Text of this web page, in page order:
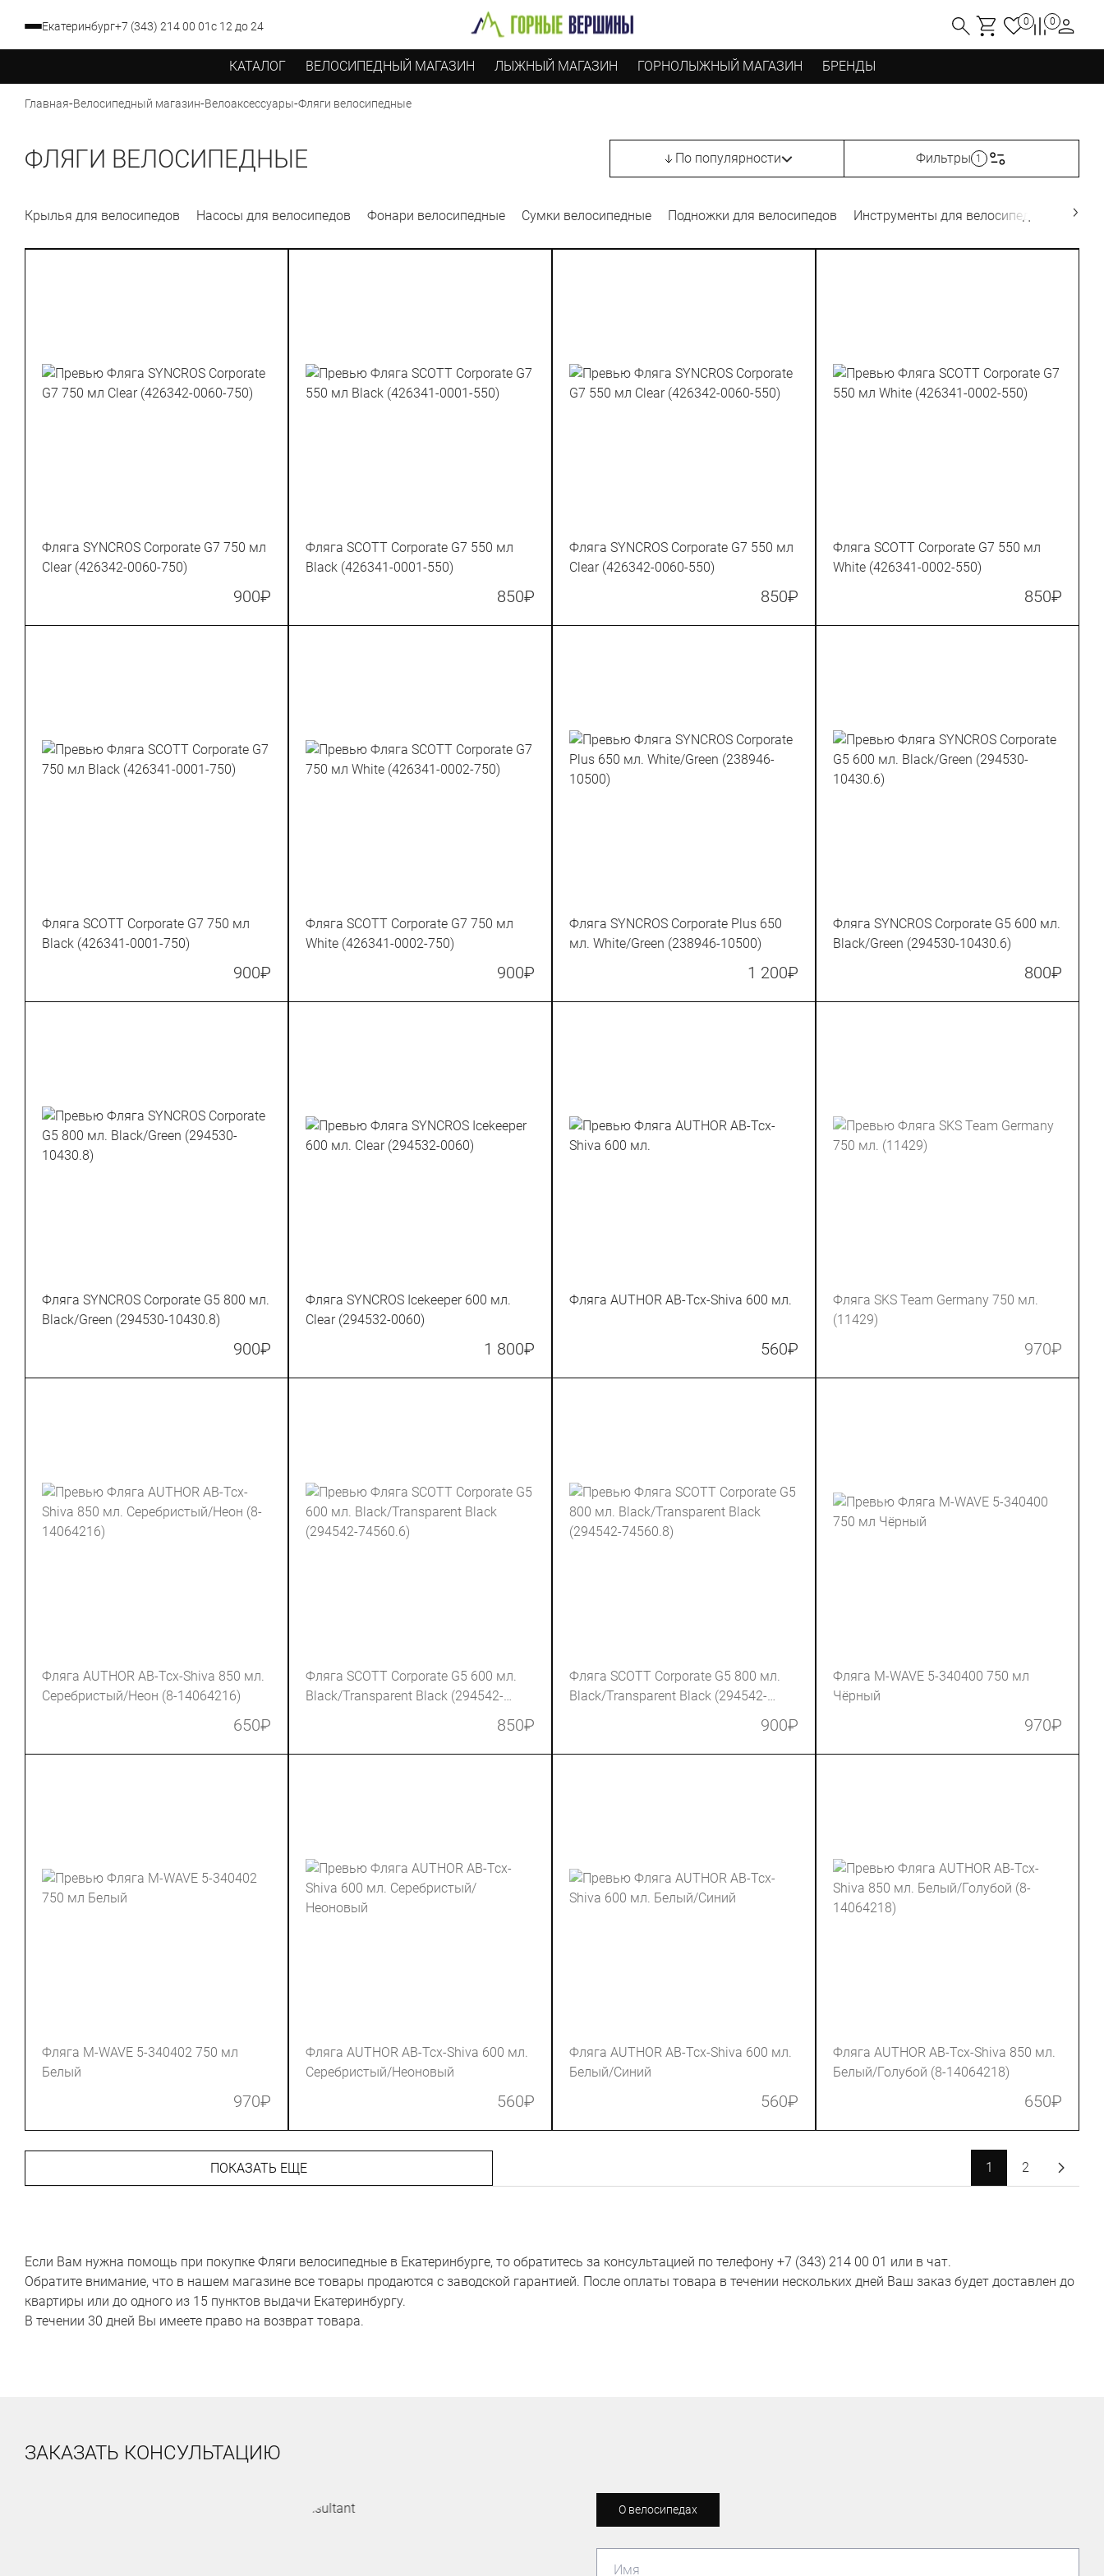
Екатеринбург+7 (343) 214 00 01с 12 до 24 0 0
КАТАЛОГ ВЕЛОСИПЕДНЫЙ МАГАЗИН ЛЫЖНЫЙ МАГАЗИН ГОРНОЛЫЖНЫЙ МАГАЗИН БРЕНДЫ
Главная-Велосипедный магазин-Велоаксессуары-Фляги велосипедные
ФЛЯГИ ВЕЛОСИПЕДНЫЕ По популярности Фильтры 1
Крылья для велосипедов Насосы для велосипедов Фонари велосипедные Сумки велосипедные Подножки для велосипедов Инструменты для велосипедов
Фляга SYNCROS Corporate G7 750 мл
Clear (426342-0060-750)
900₽
Фляга SCOTT Corporate G7 550 мл
Black (426341-0001-550)
850₽
Фляга SYNCROS Corporate G7 550 мл
Clear (426342-0060-550)
850₽
Фляга SCOTT Corporate G7 550 мл
White (426341-0002-550)
850₽
Фляга SCOTT Corporate G7 750 мл
Black (426341-0001-750)
900₽
Фляга SCOTT Corporate G7 750 мл
White (426341-0002-750)
900₽
Фляга SYNCROS Corporate Plus 650
мл. White/Green (238946-10500)
1 200₽
Фляга SYNCROS Corporate G5 600 мл.
Black/Green (294530-10430.6)
800₽
Фляга SYNCROS Corporate G5 800 мл.
Black/Green (294530-10430.8)
900₽
Фляга SYNCROS Icekeeper 600 мл.
Clear (294532-0060)
1 800₽
Фляга AUTHOR AB-Tcx-Shiva 600 мл.
560₽
Фляга SKS Team Germany 750 мл.
(11429)
970₽
Фляга AUTHOR AB-Tcx-Shiva 850 мл.
Серебристый/Неон (8-14064216)
650₽
Фляга SCOTT Corporate G5 600 мл.
Black/Transparent Black (294542-
850₽
Фляга SCOTT Corporate G5 800 мл.
Black/Transparent Black (294542-
900₽
Фляга M-WAVE 5-340400 750 мл
Чёрный
970₽
Фляга M-WAVE 5-340402 750 мл
Белый
970₽
Фляга AUTHOR AB-Tcx-Shiva 600 мл.
Серебристый/Неоновый
560₽
Фляга AUTHOR AB-Tcx-Shiva 600 мл.
Белый/Синий
560₽
Фляга AUTHOR AB-Tcx-Shiva 850 мл.
Белый/Голубой (8-14064218)
650₽
ПОКАЗАТЬ ЕЩЕ 1 2
Если Вам нужна помощь при покупке Фляги велосипедные в Екатеринбурге, то обратитесь за консультацией по телефону +7 (343) 214 00 01 или в чат.
Обратите внимание, что в нашем магазине все товары продаются с заводской гарантией. После оплаты товара в течении нескольких дней Ваш заказ будет доставлен до
квартиры или до одного из 15 пунктов выдачи Екатеринбургу.
В течении 30 дней Вы имеете право на возврат товара.
ЗАКАЗАТЬ КОНСУЛЬТАЦИЮ
О велосипедах